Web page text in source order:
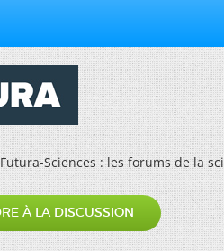
Futura-Sciences : les forums de la
À LA DISCUSSION